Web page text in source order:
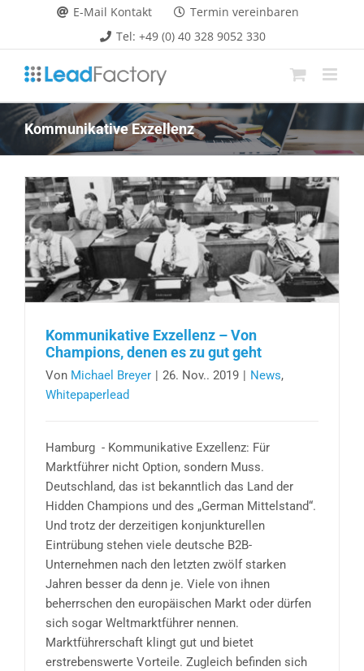
springen
E-Mail Kontakt
Termin vereinbaren
Tel: +49 (0) 40 328 9052 330
Kommunikative Exzellenz
Kommunikative Exzellenz – Von
Champions, denen es zu gut geht
Von Michael Breyer 26. Nov.. 2019 News,
Whitepaperlead
Hamburg - Kommunikative Exzellenz: Für
Marktführer nicht Option, sondern Muss.
Deutschland, das ist bekanntlich das Land der
Hidden Champions und des „German Mittelstand“.
Und trotz der derzeitigen konjunkturellen
Eintrübung stehen viele deutsche B2B-
Unternehmen nach den letzten zwölf starken
Jahren besser da denn je. Viele von ihnen
beherrschen den europäischen Markt oder dürfen
sich sogar Weltmarktführer nennen.
Marktführerschaft klingt gut und bietet
erstrebenswerte Vorteile. Zugleich befinden sich